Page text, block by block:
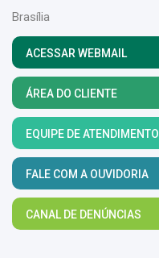
Brasília
ACESSAR WEBMAIL
ÁREA DO CLIENTE
EQUIPE DE ATENDIMENTO
FALE COM A OUVIDORIA
CANAL DE DENÚNCIAS